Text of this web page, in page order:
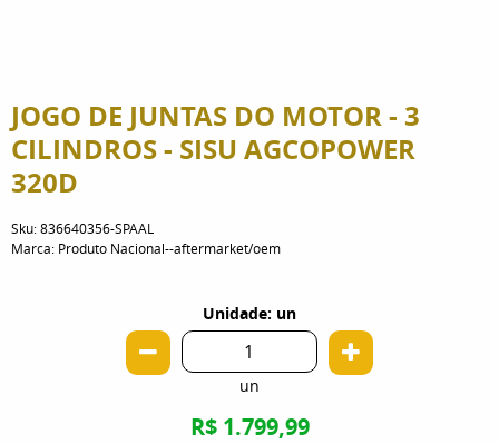
JOGO DE JUNTAS DO MOTOR - 3
CILINDROS - SISU AGCOPOWER
320D
Sku:836640356-SPAAL
Marca: Produto Nacional--aftermarket/oem
Unidade: un
un
R$ 1.799,99